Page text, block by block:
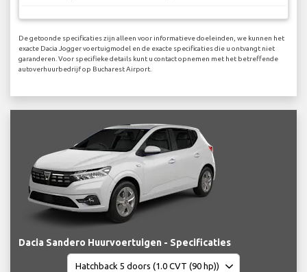
De getoonde specificaties zijn alleen voor informatieve doeleinden, we kunnen het
exacte Dacia Jogger voertuigmodel en de exacte specificaties die u ontvangt niet
garanderen. Voor specifieke details kunt u contact opnemen met het betreffende
autoverhuurbedrijf op Bucharest Airport.
Dacia Sandero Huurvoertuigen - Specificaties